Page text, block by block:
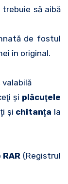
să aibă
de fostul
în original.
valabilă
şi plăcuţele
şi chitanţa la
(Registrul